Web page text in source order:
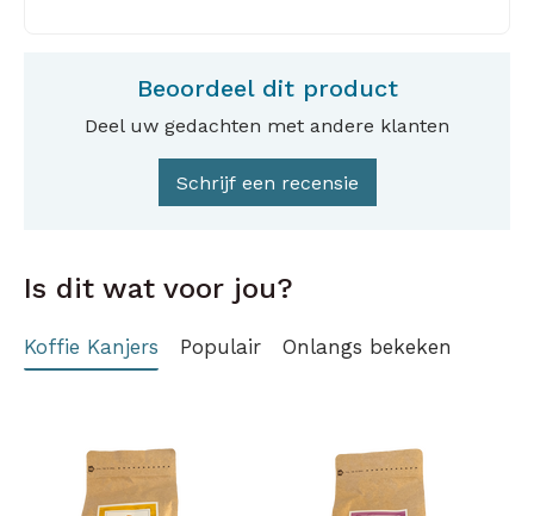
Beoordeel dit product
Deel uw gedachten met andere klanten
Schrijf een recensie
Is dit wat voor jou?
Koffie Kanjers Populair Onlangs bekeken